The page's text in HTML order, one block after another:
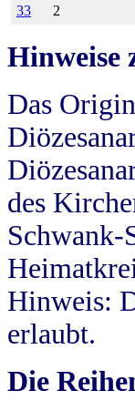
33
2
Hinweise
Das
des
Schwank-
Hinweis:
erlaubt.
Die